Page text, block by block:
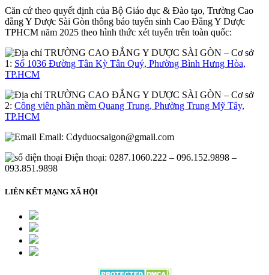
Căn cứ theo quyết định của Bộ Giáo dục & Đào tạo, Trường Cao
đẳng Y Dược Sài Gòn thông báo tuyển sinh Cao Đẳng Y Dược
TPHCM năm 2025 theo hình thức xét tuyển trên toàn quốc:
– Cơ sở
1: Số 1036 Đường Tân Kỳ Tân Quý, Phường Bình Hưng Hòa,
TP.HCM
– Cơ sở
2: Công viên phần mềm Quang Trung, Phường Trung Mỹ Tây,
TP.HCM
Email: Cdyduocsaigon@gmail.com
Điện thoại: 0287.1060.222 – 096.152.9898 –
093.851.9898
LIÊN KẾT MẠNG XÃ HỘI